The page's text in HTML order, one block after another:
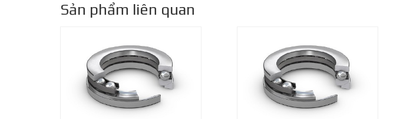
Sản phẩm liên quan